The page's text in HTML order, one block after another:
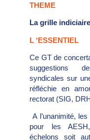
THEME
La grille
L ‘ESSENTIEL
Ce GT de
suggestions
syndicales sur
réfléchie en
rectorat (SIG,
A l’unanimité,
pour les
échelons soit